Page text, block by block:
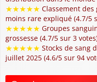
★★★★★ Classement
moins rare expliqué (4.7/5
★★★★★ Groupes
grossesse (4.7/5 sur 3
★★★★★ Stocks de sang
juillet 2025 (4.6/5 sur 94